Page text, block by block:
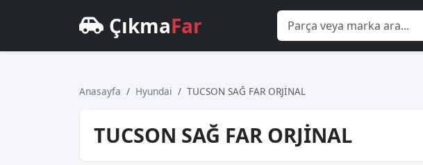
ÇıkmaFar
Anasayfa Hyundai TUCSON SAĞ FAR ORJİNAL
TUCSON SAĞ FAR ORJİNAL